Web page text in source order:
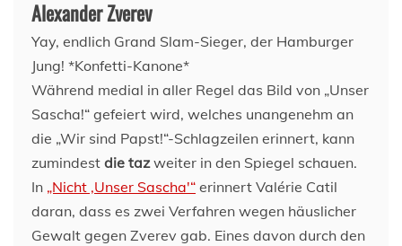
Alexander Zverev
Yay, endlich Grand Slam-Sieger, der Hamburger
Jung! *Konfetti-Kanone*
Während medial in aller Regel das Bild von „Unser
Sascha!“ gefeiert wird, welches unangenehm an
die „Wir sind Papst!“-Schlagzeilen erinnert, kann
zumindest die tazweiter in den Spiegel schauen.
In „Nicht ‚Unser Sascha'“ erinnert Valérie Catil
daran, dass es zwei Verfahren wegen häuslicher
Gewalt gegen Zverev gab. Eines davon durch den